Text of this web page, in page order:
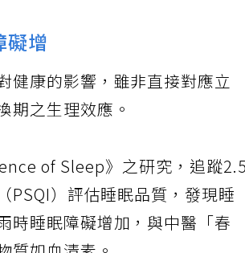
礙增
健康的影響，雖非直接對應立
期之生理效應。
of Sleep》之研究，追蹤2.5
PSQI）評估睡眠品質，發現睡
時睡眠障礙增加，與中醫「春